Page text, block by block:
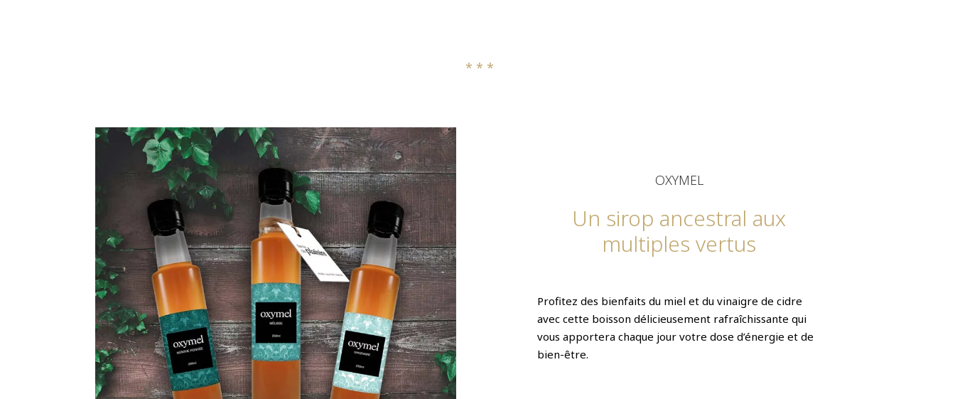
* * *
OXYMEL
Un sirop ancestral aux
multiples vertus
Profitez des bienfaits du miel et du vinaigre de cidre
avec cette boisson délicieusement rafraîchissante qui
vous apportera chaque jour votre dose d’énergie et de
bien-être.